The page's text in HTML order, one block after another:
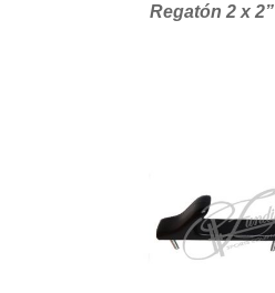
Regatón 2 x 2”